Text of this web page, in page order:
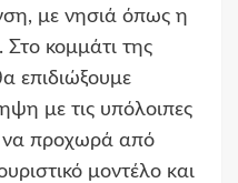
με νησιά όπως η
κομμάτι της
επιδιώξουμε
με τις υπόλοιπες
να προχωρά από
μοντέλο και